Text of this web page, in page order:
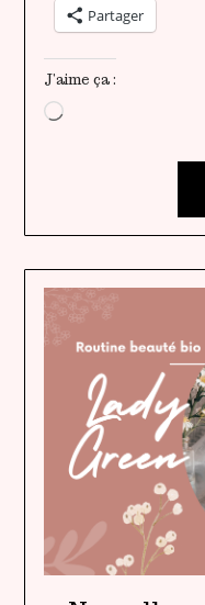
Partager
J’aime ça :
Chargement…